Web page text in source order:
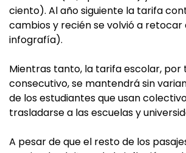
ciento). Al año siguiente la tarifa
cambios y recién se volvió a retocar
infografía).
Mientras tanto, la tarifa escolar,
consecutivo, se mantendrá sin
de los estudiantes que usan
trasladarse a las escuelas y
A pesar de que el resto de los